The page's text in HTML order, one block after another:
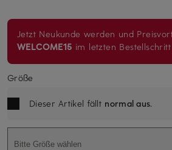
Jetzt Neukunde werden und
WELCOME15 im letzten
Größe
Dieser Artikel fällt normal aus.
Bitte Größe wählen